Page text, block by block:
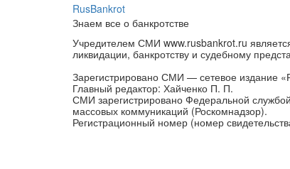
RusBankrot
Знаем все о банкротстве
Учредителем СМИ www.rusbankrot.ru
ликвидации, банкротству и судебному
Зарегистрировано СМИ — сетевое издание
Главный редактор: Хайченко П. П.
СМИ зарегистрировано Федеральной
массовых коммуникаций (Роскомнадзор).
Регистрационный номер (номер